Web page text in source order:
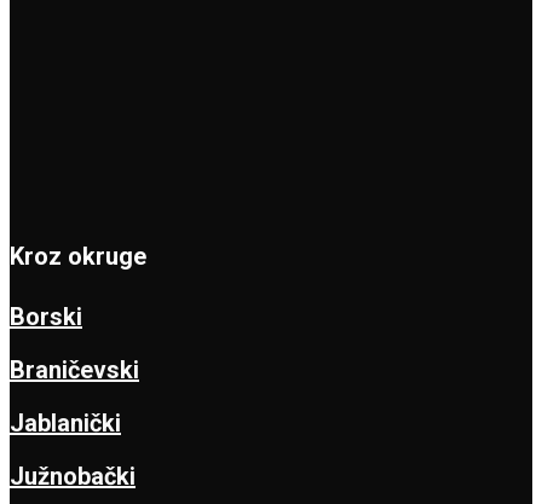
Kroz okruge
Borski
Braničevski
Jablanički
Južnobački